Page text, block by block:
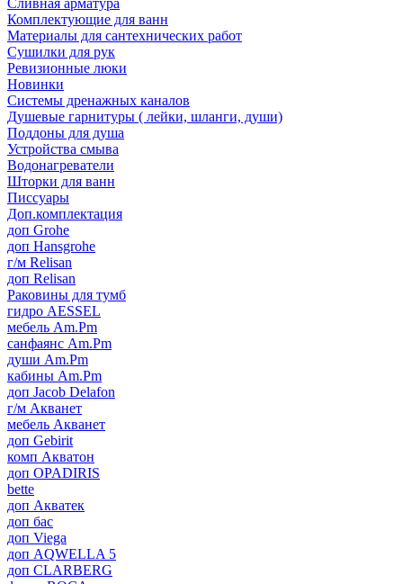
Сливная арматура
Комплектующие для ванн
Материалы для сантехнических работ
Сушилки для рук
Ревизионные люки
Новинки
Системы дренажных каналов
Душевые гарнитуры ( лейки, шланги, души)
Поддоны для душа
Устройства смыва
Водонагреватели
Шторки для ванн
Писсуары
Доп.комплектация
доп Grohe
доп Hansgrohe
г/м Relisan
доп Relisan
Раковины для тумб
гидро AESSEL
мебель Am.Pm
санфаянс Am.Pm
души Am.Pm
кабины Am.Pm
доп Jacob Delafon
г/м Акванет
мебель Акванет
доп Gebirit
комп Акватон
доп OPADIRIS
bette
доп Акватек
доп бас
доп Viega
доп AQWELLA 5
доп CLARBERG